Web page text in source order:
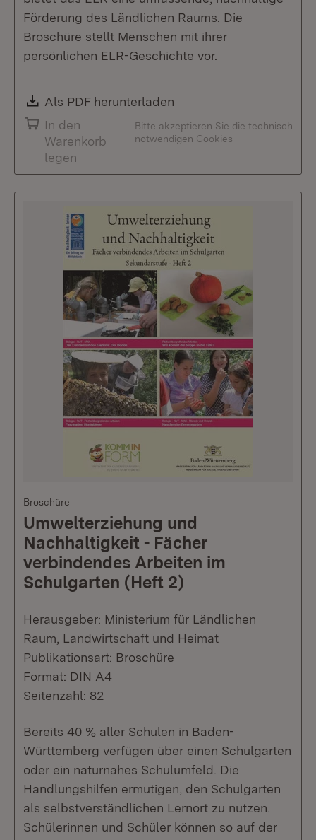
Förderung des Ländlichen Raums. Die
Broschüre stellt Menschen mit ihrer
persönlichen ELR-Geschichte vor.
Download:
Als PDF herunterladen
In den
Warenkorb
legen
Bitte akzeptieren Sie die technisch
notwendigen Cookies
Broschüre
Umwelterziehung und
Nachhaltigkeit - Fächer
verbindendes Arbeiten im
Schulgarten (Heft 2)
Herausgeber: Ministerium für Ländlichen
Raum, Landwirtschaft und Heimat
Publikationsart: Broschüre
Format: DIN A4
Seitenzahl: 82
Bereits 40 % aller Schulen in Baden-
Württemberg verfügen über einen Schulgarten
oder ein naturnahes Schulumfeld. Die
Handlungshilfen ermutigen, den Schulgarten
als selbstverständlichen Lernort zu nutzen.
Schülerinnen und Schüler können so auf der